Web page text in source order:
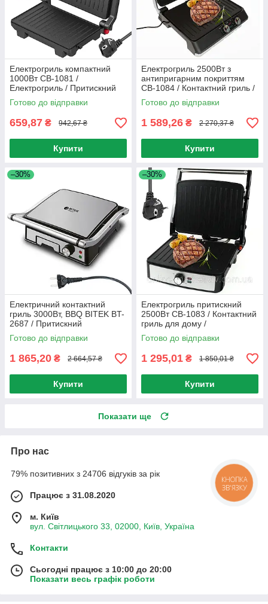
Електрогриль компактний
1000Вт CB-1081 /
Електрогриль / Притискний
гриль
Готово до відправки
659,87 ₴ 942,67 ₴
Купити
Електрогриль 2500Вт з
антипригарним покриттям
СВ-1084 / Контактний гриль /
Електрогриль притискний
Готово до відправки
1 589,26 ₴ 2 270,37 ₴
Купити
–30%
Електричний контактний
гриль 3000Вт, BBQ BITEK BT-
2687 / Притискний
електрогриль з
регулюванням температури
Готово до відправки
1 865,20 ₴ 2 664,57 ₴
Купити
–30%
Електрогриль притискний
2500Вт СВ-1083 / Контактний
гриль для дому /
Електрогриль
Готово до відправки
1 295,01 ₴ 1 850,01 ₴
Купити
Показати ще
Про нас
79% позитивних з 24706 відгуків за рік
Працює з 31.08.2020
м. Київ
вул. Світлицького 33, 02000, Київ, Україна
Контакти
Сьогодні працює з 10:00 до 20:00
Показати весь графік роботи
КНОПКА
ЗВ'ЯЗКУ